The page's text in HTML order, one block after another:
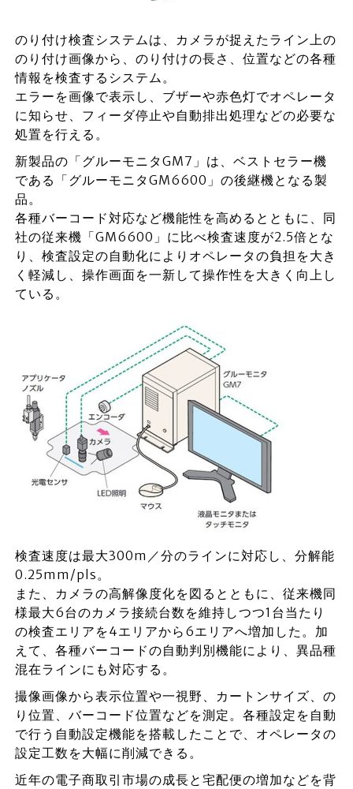
のり付け検査システムは、カメラが捉えたライン上の
のり付け画像から、のり付けの長さ、位置などの各種
情報を検査するシステム。
エラーを画像で表示し、ブザーや赤色灯でオペレータ
に知らせ、フィーダ停止や自動排出処理などの必要な
処置を行える。
新製品の「グルーモニタGM7」は、ベストセラー機
である「グルーモニタGM6600」の後継機となる製
品。
各種バーコード対応など機能性を高めるとともに、同
社の従来機「GM6600」に比べ検査速度が2.5倍とな
り、検査設定の自動化によりオペレータの負担を大き
く軽減し、操作画面を一新して操作性を大きく向上し
ている。
検査速度は最大300m／分のラインに対応し、分解能
0.25mm/pls。
また、カメラの高解像度化を図るとともに、従来機同
様最大6台のカメラ接続台数を維持しつつ1台当たり
の検査エリアを4エリアから6エリアへ増加した。加
えて、各種バーコードの自動判別機能により、異品種
混在ラインにも対応する。
撮像画像から表示位置や一視野、カートンサイズ、の
り位置、バーコード位置などを測定。各種設定を自動
で行う自動設定機能を搭載したことで、オペレータの
設定工数を大幅に削減できる。
近年の電子商取引市場の成長と宅配便の増加などを背